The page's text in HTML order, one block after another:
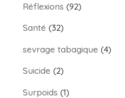
Réflexions (92)
Santé (32)
sevrage tabagique (4)
Suicide (2)
Surpoids (1)